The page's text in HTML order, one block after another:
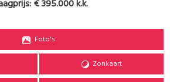
€ 395.000 k.k.
Foto's
Zonkaart